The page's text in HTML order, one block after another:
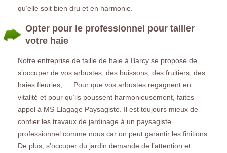
qu’elle soit bien dru et en harmonie.
Opter pour le professionnel pour tailler
votre haie
Notre entreprise de taille de haie à Barcy se propose de
s’occuper de vos arbustes, des buissons, des fruitiers, des
haies fleuries, … Pour que vos arbustes regagnent en
vitalité et pour qu’ils poussent harmonieusement, faites
appel à MS Elagage Paysagiste. Il est toujours mieux de
confier les travaux de jardinage à un paysagiste
professionnel comme nous car on peut garantir les finitions.
De plus, s’occuper du jardin demande de l’attention et